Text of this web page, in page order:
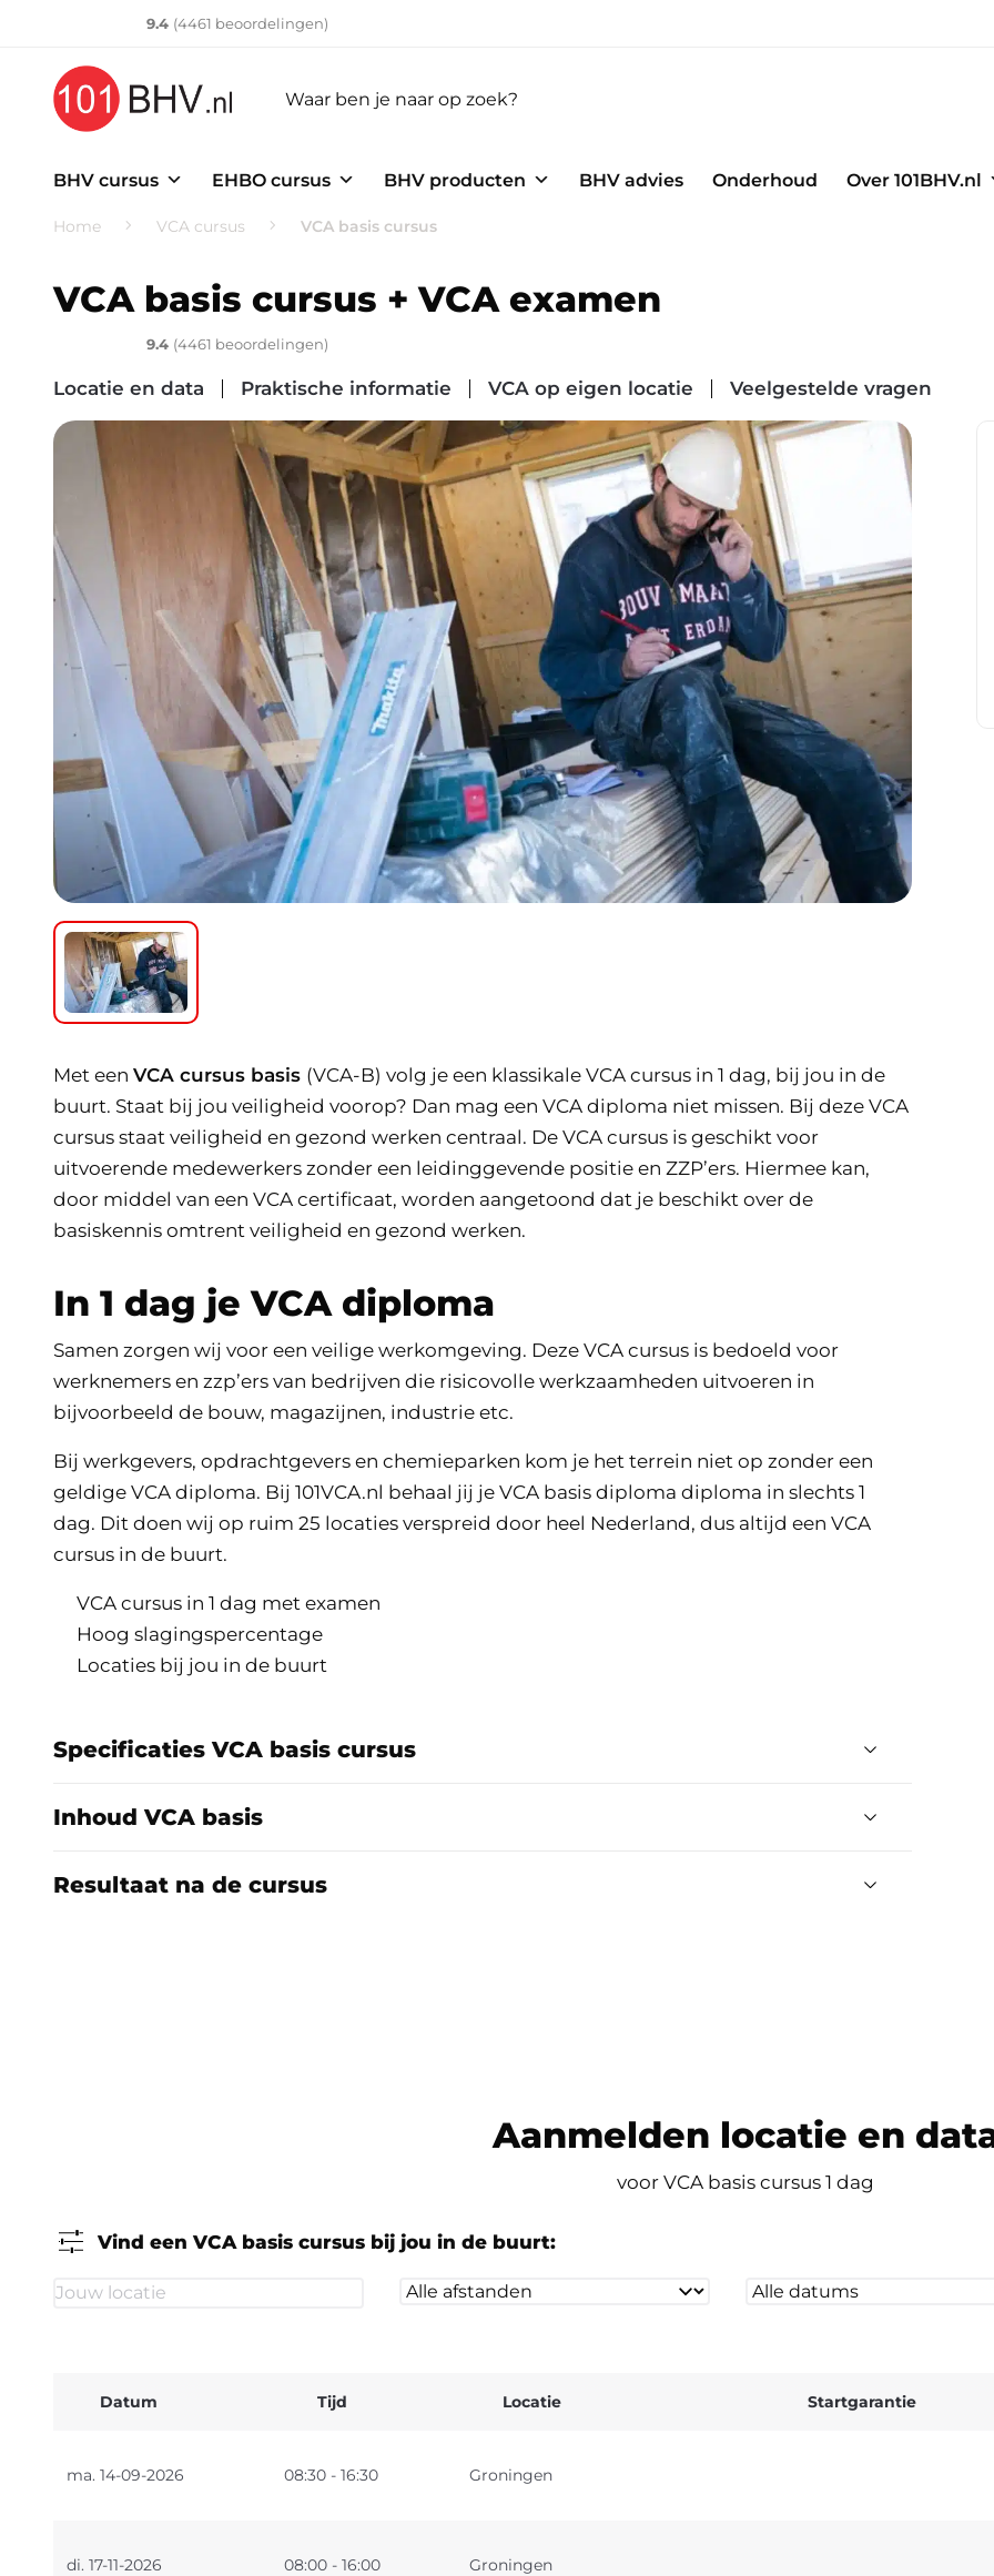
Klantenvertellen
9.410
(4461 ​ beoordelingen)
BHV cursus EHBO cursus BHV producten BHV advies Onderhoud Over 101BHV.nl
Home VCA cursus VCA basis cursus
VCA basis cursus + VCA examen
Klantenvertellen
9.410
(4461 ​ beoordelingen)
Locatie en data Praktische informatie VCA op eigen locatie Veelgestelde vragen
Met een VCA cursus basis (VCA-B) volg je een klassikale VCA cursus in 1 dag, bij jou in de
buurt. Staat bij jou veiligheid voorop? Dan mag een VCA diploma niet missen. Bij deze VCA
cursus staat veiligheid en gezond werken centraal. De VCA cursus is geschikt voor
uitvoerende medewerkers zonder een leidinggevende positie en ZZP’ers. Hiermee kan,
door middel van een VCA certificaat, worden aangetoond dat je beschikt over de
basiskennis omtrent veiligheid en gezond werken.
In 1 dag je VCA diploma
Samen zorgen wij voor een veilige werkomgeving. Deze VCA cursus is bedoeld voor
werknemers en zzp’ers van bedrijven die risicovolle werkzaamheden uitvoeren in
bijvoorbeeld de bouw, magazijnen, industrie etc.
Bij werkgevers, opdrachtgevers en chemieparken kom je het terrein niet op zonder een
geldige VCA diploma. Bij 101VCA.nl behaal jij je VCA basis diploma diploma in slechts 1
dag. Dit doen wij op ruim 25 locaties verspreid door heel Nederland, dus altijd een VCA
cursus in de buurt.
VCA cursus in 1 dag met examen
Hoog slagingspercentage
Locaties bij jou in de buurt
Specificaties VCA basis cursus
Inhoud VCA basis
Resultaat na de cursus
Aanmelden locatie en
voor VCA basis cursus 1 dag
Vind een VCA basis cursus bij jou in de buurt:
Datum Tijd Locatie Startgarantie
ma. 14-09-2026 08:30 - 16:30 Groningen
di. 17-11-2026 08:00 - 16:00 Groningen